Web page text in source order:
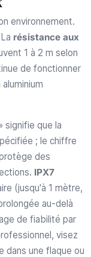
environnement.
résistance aux
1 à 2 m selon
de fonctionner
signifie que la
; le chiffre
des
IPX7
(jusqu'à 1 mètre,
au-delà
de fiabilité par
visez
dans une flaque ou